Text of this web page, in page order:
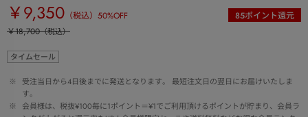
￥9,350 （税込） 50%OFF 85ポイント還元
￥18,700（税込）
タイムセール
※
受注当日から4日後までに発送となります。 最短注文日の翌日にお届けいたしま
す。
※
会員様は、税抜¥100毎に1ポイント＝¥1でご利用頂けるポイントが貯まり、会員ラ